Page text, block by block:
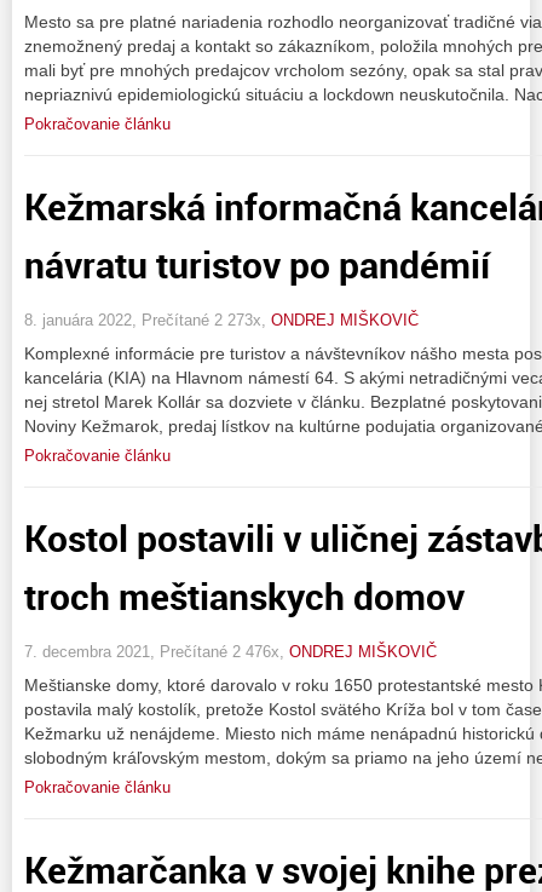
Mesto sa pre platné nariadenia rozhodlo neorganizovať tradičné
znemožnený predaj a kontakt so zákazníkom, položila mnohých
mali byť pre mnohých predajcov vrcholom sezóny, opak sa stal
nepriaznivú epidemiologickú situáciu a lockdown neuskutočnila.
Pokračovanie článku
Kežmarská informačná
návratu turistov po pandémií
8. januára 2022, Prečítané 2 273x, ONDREJ MIŠKOVIČ
Komplexné informácie pre turistov a návštevníkov nášho mesta
kancelária (KIA) na Hlavnom námestí 64. S akými netradičnými
nej stretol Marek Kollár sa dozviete v článku. Bezplatné
Noviny Kežmarok, predaj lístkov na kultúrne podujatia
Pokračovanie článku
Kostol postavili v uličnej
troch meštianskych domov
7. decembra 2021, Prečítané 2 476x, ONDREJ MIŠKOVIČ
Meštianske domy, ktoré darovalo v roku 1650 protestantské
postavila malý kostolík, pretože Kostol svätého Kríža bol v tom
Kežmarku už nenájdeme. Miesto nich máme nenápadnú
slobodným kráľovským mestom, dokým sa priamo na jeho území
Pokračovanie článku
Kežmarčanka v svojej knihe